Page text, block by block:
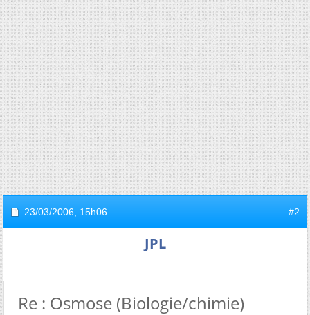
23/03/2006, 15h06 #2
JPL
Re : Osmose (Biologie/chimie)